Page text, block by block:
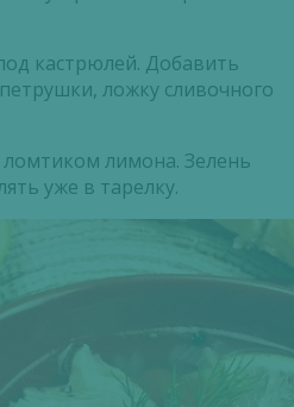
кастрюлей. Добавить
ложку сливочного
ломтиком лимона. Зелень
уже в тарелку.